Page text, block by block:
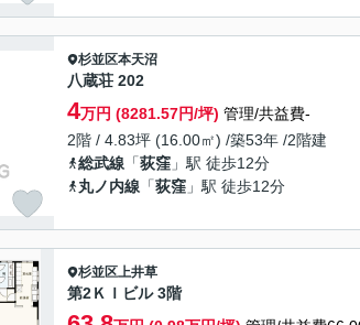
杉並区本天沼
八蔵荘 202
4万円 (8281.57円/坪) 管理/共益費-
2階 / 4.83坪 (16.00㎡) /築53年 /2階建
総武線 「荻窪 」駅 徒歩12分
丸ノ内線 「荻窪 」駅 徒歩12分
杉並区上井草
第2ＫＩビル 3階